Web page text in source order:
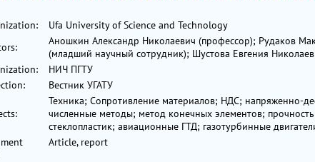
Ufa University of Science and Technology
Аношкин Александр Николаевич (профессор); Рудаков
(младший научный сотрудник); Шустова Евгения
НИЧ ПГТУ
Вестник УГАТУ
Техника; Сопротивление материалов; НДС; напряженно-
численные методы; метод конечных элементов;
стеклопластик; авиационные ГТД; газотурбинные
Article, report